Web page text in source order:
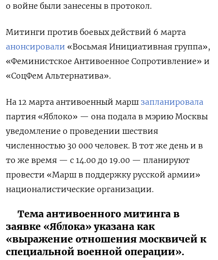
о войне были занесены в протокол.
Митинги против боевых действий 6 марта
анонсировали «Восьмая Инициативная группа»,
«Феминистское Антивоенное Сопротивление» и
«СоцФем Альтернатива».
На 12 марта антивоенный марш запланировала
партия «Яблоко» — она подала в мэрию Москвы
уведомление о проведении шествия
численностью 30 000 человек. В тот же день и в
то же время — с 14.00 до 19.00 — планируют
провести «Марш в поддержку русской армии»
националистические организации.
Тема антивоенного митинга в
заявке «Яблока» указана как
«выражение отношения москвичей к
специальной военной операции».